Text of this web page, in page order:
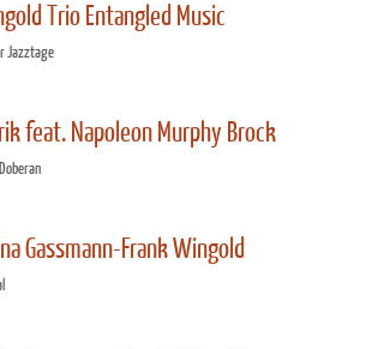
Trio Entangled Music
Jazztage
feat. Napoleon Murphy Brock
Gassmann-Frank Wingold